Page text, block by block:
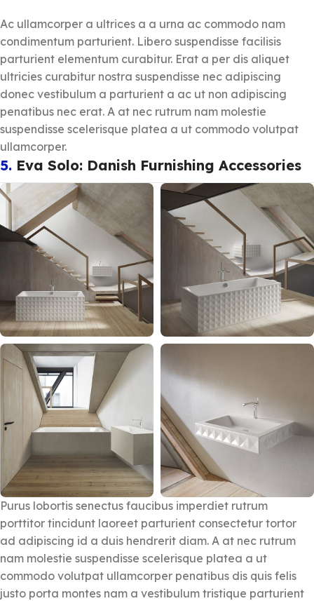
Ac ullamcorper a ultrices a a urna ac commodo nam
condimentum parturient. Libero suspendisse facilisis
parturient elementum curabitur. Erat a per dis aliquet
ultricies curabitur nostra suspendisse nec adipiscing
donec vestibulum a parturient a ac ut non adipiscing
penatibus nec erat. A at nec rutrum nam molestie
suspendisse scelerisque platea a ut commodo volutpat
ullamcorper.
5. Eva Solo: Danish Furnishing Accessories
Purus lobortis senectus faucibus imperdiet rutrum
porttitor tincidunt laoreet parturient consectetur tortor
ad adipiscing id a duis hendrerit diam. A at nec rutrum
nam molestie suspendisse scelerisque platea a ut
commodo volutpat ullamcorper penatibus dis quis felis
justo porta montes nam a vestibulum tristique parturient